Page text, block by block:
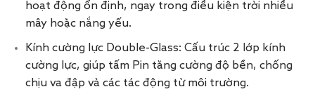
hoạt động ổn định, ngay trong điều kiện trời nhiều
mây hoặc nắng yếu.
Kính cường lực Double-Glass: Cấu trúc 2 lớp kính
cường lực, giúp tấm Pin tăng cường độ bền, chống
chịu va đập và các tác động từ môi trường.